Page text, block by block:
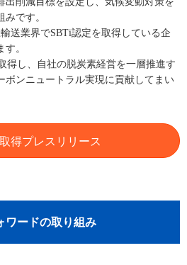
です。
送業界でSBTi認定を取得している企
。
得し、自社の脱炭素経営を一層推進す
ボンニュートラル実現に貢献してまい
得プレスリリース
ワードの取り組み